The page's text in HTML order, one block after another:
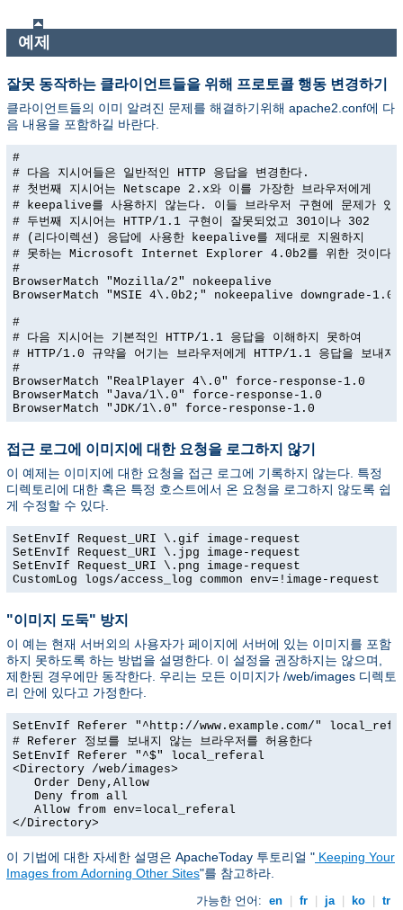
예제
잘못 동작하는 클라이언트들을 위해 프로토콜 행동 변경하기
클라이언트들의 이미 알려진 문제를 해결하기위해 apache2.conf에 다
음 내용을 포함하길 바란다.
#
# 다음 지시어들은 일반적인 HTTP 응답을 변경한다.
# 첫번째 지시어는 Netscape 2.x와 이를 가장한 브라우저에게
# keepalive를 사용하지 않는다. 이들 브라우저 구현에 문제가 있
# 두번째 지시어는 HTTP/1.1 구현이 잘못되었고 301이나 302
# (리다이렉션) 응답에 사용한 keepalive를 제대로 지원하지
# 못하는 Microsoft Internet Explorer 4.0b2를 위한 것이다.
#
BrowserMatch "Mozilla/2" nokeepalive
BrowserMatch "MSIE 4\.0b2;" nokeepalive downgrade-
#
# 다음 지시어는 기본적인 HTTP/1.1 응답을 이해하지 못하여
# HTTP/1.0 규약을 어기는 브라우저에게 HTTP/1.1 응답을 보내지
#
BrowserMatch "RealPlayer 4\.0" force-response-1.0
BrowserMatch "Java/1\.0" force-response-1.0
BrowserMatch "JDK/1\.0" force-response-1.0
접근 로그에 이미지에 대한 요청을 로그하지 않기
이 예제는 이미지에 대한 요청을 접근 로그에 기록하지 않는다. 특정
디렉토리에 대한 혹은 특정 호스트에서 온 요청을 로그하지 않도록 쉽
게 수정할 수 있다.
SetEnvIf Request_URI \.gif image-request
SetEnvIf Request_URI \.jpg image-request
SetEnvIf Request_URI \.png image-request
CustomLog logs/access_log common env=!image-request
"이미지 도둑" 방지
이 예는 현재 서버외의 사용자가 페이지에 서버에 있는 이미지를 포함
하지 못하도록 하는 방법을 설명한다. 이 설정을 권장하지는 않으며,
제한된 경우에만 동작한다. 우리는 모든 이미지가 /web/images 디렉토
리 안에 있다고 가정한다.
SetEnvIf Referer "^http://www.example.com/"
# Referer 정보를 보내지 않는 브라우저를 허용한다
SetEnvIf Referer "^$" local_referal
<Directory /web/images>
   Order Deny,Allow
   Deny from all
   Allow from env=local_referal
</Directory>
이 기법에 대한 자세한 설명은 ApacheToday 투토리얼 " Keeping Your
Images from Adorning Other Sites"를 참고하라.
가능한 언어: en fr ja ko tr